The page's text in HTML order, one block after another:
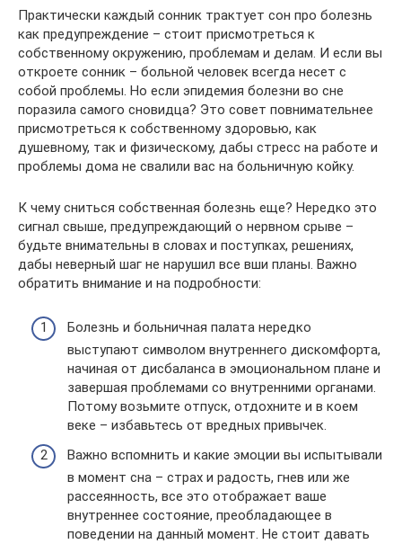
Практически каждый сонник трактует сон про болезнь
как предупреждение – стоит присмотреться к
собственному окружению, проблемам и делам. И если вы
откроете сонник – больной человек всегда несет с
собой проблемы. Но если эпидемия болезни во сне
поразила самого сновидца? Это совет повнимательнее
присмотреться к собственному здоровью, как
душевному, так и физическому, дабы стресс на работе и
проблемы дома не свалили вас на больничную койку.
К чему сниться собственная болезнь еще? Нередко это
сигнал свыше, предупреждающий о нервном срыве –
будьте внимательны в словах и поступках, решениях,
дабы неверный шаг не нарушил все вши планы. Важно
обратить внимание и на подробности:
Болезнь и больничная палата нередко
выступают символом внутреннего дискомфорта,
начиная от дисбаланса в эмоциональном плане и
завершая проблемами со внутренними органами.
Потому возьмите отпуск, отдохните и в коем
веке – избавьтесь от вредных привычек.
Важно вспомнить и какие эмоции вы испытывали
в момент сна – страх и радость, гнев или же
рассеянность, все это отображает ваше
внутреннее состояние, преобладающее в
поведении на данный момент. Не стоит давать